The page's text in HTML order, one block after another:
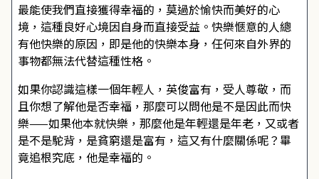
最能使我們直接獲得幸福的，莫過於愉快而美好的心
境，這種良好心境因自身而直接受益。快樂愜意的人總
有他快樂的原因，即是他的快樂本身，任何來自外界的
事物都無法代替這種性格。
如果你認識這樣一個年輕人，英俊富有，受人尊敬，而
且你想了解他是否幸福，那麼可以問他是不是因此而快
樂——如果他本就快樂，那麼他是年輕還是年老，又或者
是不是駝背，是貧窮還是富有，這又有什麼關係呢？畢
竟追根究底，他是幸福的。